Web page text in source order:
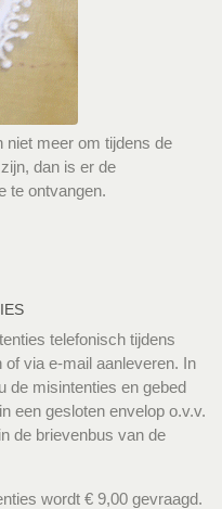
niet meer om tijdens de
dan is er de
te ontvangen.
telefonisch tijdens
via e-mail aanleveren. In
de misintenties en gebed
een gesloten envelop o.v.v.
de brievenbus van de
wordt € 9,00 gevraagd.